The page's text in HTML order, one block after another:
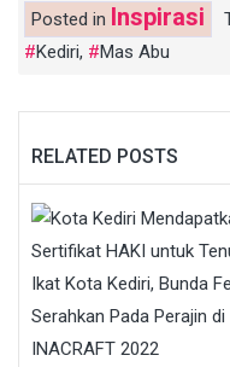
Posted in Inspirasi
Kediri, Mas Abu
RELATED POSTS